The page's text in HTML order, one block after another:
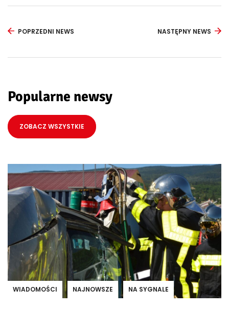
POPRZEDNI NEWS NASTĘPNY NEWS
Popularne newsy
ZOBACZ WSZYSTKIE
WIADOMOŚCI NAJNOWSZE NA SYGNALE